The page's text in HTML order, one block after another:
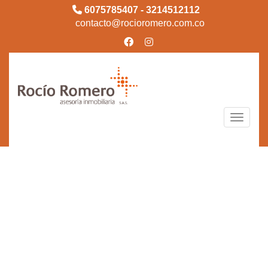
6075785407 - 3214512112
contacto@rocioromero.com.co
Toggle